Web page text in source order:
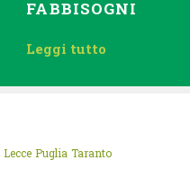
FABBISOGNI
Leggi tutto
Lecce Puglia Taranto